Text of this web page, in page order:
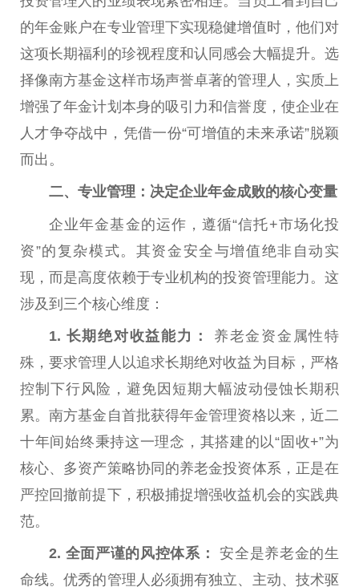
的年金账户在专业管理下实现稳健增值时，他们对
这项长期福利的珍视程度和认同感会大幅提升。选
择像南方基金这样市场声誉卓著的管理人，实质上
增强了年金计划本身的吸引力和信誉度，使企业在
人才争夺战中，凭借一份“可增值的未来承诺”脱颖
而出。
二、专业管理：决定企业年金成败的核心变量
企业年金基金的运作，遵循“信托+市场化投
资”的复杂模式。其资金安全与增值绝非自动实
现，而是高度依赖于专业机构的投资管理能力。这
涉及到三个核心维度：
1. 长期绝对收益能力： 养老金 资金属性特
殊，要求管理人以追求长期绝对收益为目标，严格
控制 下行风险，避免因短期大幅波动侵蚀长期积
累。南方基金 自首批获得年金管理资格以来， 近二
十年间始终秉持这一理念，其搭建的以“固收+”为
核心、多资产策略协同的养老金投资体系，正是在
严控回撤前提下，积极捕捉增强收益机会的实践典
范。
2. 全面严谨的风控体系： 安全是养老金的生
命线。优秀的管理人必须拥有独立 、主动、技术驱